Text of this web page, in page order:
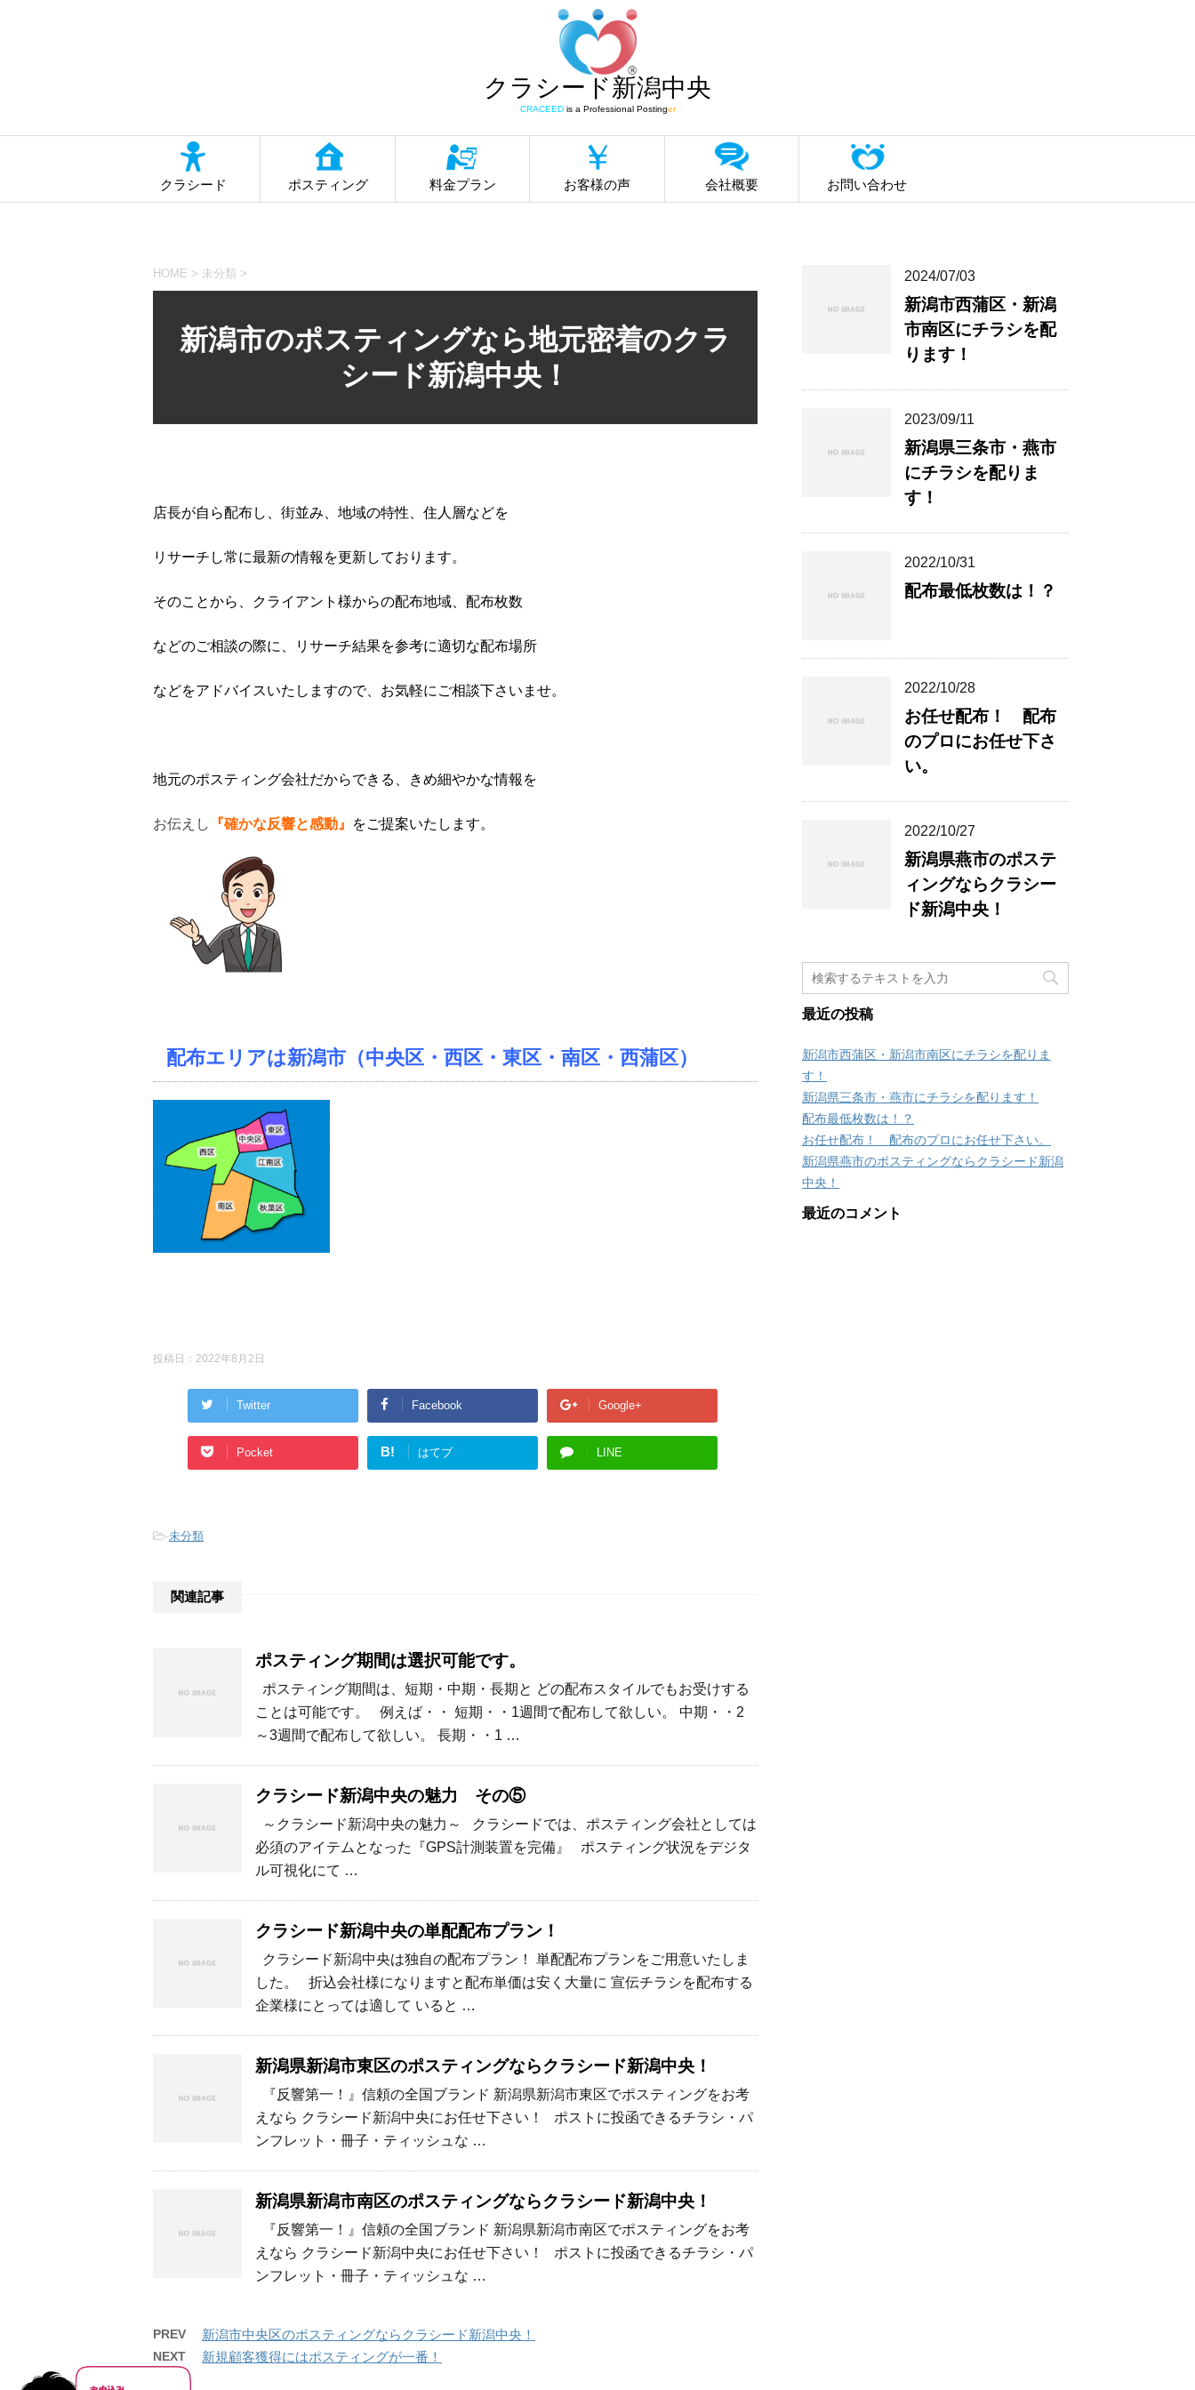
クラシード新潟中央
CRACEEDis a Professional Postinger
クラシード ポスティング 料金プラン お客様の声 会社概要 お問い合わせ
HOME > 未分類 >
新潟市のポスティングなら地元密着のクラ
シード新潟中央！
店長が自ら配布し、街並み、地域の特性、住人層などを
リサーチし常に最新の情報を更新しております。
そのことから、クライアント様からの配布地域、配布枚数
などのご相談の際に、リサーチ結果を参考に適切な配布場所
などをアドバイスいたしますので、お気軽にご相談下さいませ。
地元のポスティング会社だからできる、きめ細やかな情報を
お伝え し 『確かな反響と感動』 をご提案いたします。
配布エリアは新潟市（中央区・西区・東区・南区・西蒲区）
投稿日： 2022年8月2日
Twitter Facebook Google+
Pocket B! はてブ LINE
-未分類
関連記事
ポスティング期間は選択可能です。
ポスティング期間は、短期・中期・長期と どの配布スタイルでもお受けする
ことは可能です。 例えば・・ 短期・・1週間で配布して欲しい。 中期・・2
～3週間で配布して欲しい。 長期・・1 …
クラシード新潟中央の魅力 その⑤
～クラシード新潟中央の魅力～ クラシードでは、ポスティング会社としては
必須のアイテムとなった『GPS計測装置を完備』 ポスティング状況をデジタ
ル可視化にて …
クラシード新潟中央の単配配布プラン！
クラシード新潟中央は独自の配布プラン！ 単配配布プランをご用意いたしま
した。 折込会社様になりますと配布単価は安く大量に 宣伝チラシを配布する
企業様にとっては適して いると …
新潟県新潟市東区のポスティングならクラシード新潟中央！
『反響第一！』信頼の全国ブランド 新潟県新潟市東区でポスティングをお考
えなら クラシード新潟中央にお任せ下さい！ ポストに投函できるチラシ・パ
ンフレット・冊子・ティッシュな …
新潟県新潟市南区のポスティングならクラシード新潟中央！
『反響第一！』信頼の全国ブランド 新潟県新潟市南区でポスティングをお考
えなら クラシード新潟中央にお任せ下さい！ ポストに投函できるチラシ・パ
ンフレット・冊子・ティッシュな …
PREV 新潟市中央区のポスティングならクラシード新潟中央！
NEXT 新規顧客獲得にはポスティングが一番！
2024/07/03
新潟市西蒲区・新潟
市南区にチラシを配
ります！
2023/09/11
新潟県三条市・燕市
にチラシを配りま
す！
2022/10/31
配布最低枚数は！？
2022/10/28
お任せ配布！ 配布
のプロにお任せ下さ
い。
2022/10/27
新潟県燕市のポステ
ィングならクラシー
ド新潟中央！
最近の投稿
新潟市西蒲区・新潟市南区にチラシを配りま
す！
新潟県三条市・燕市にチラシを配ります！
配布最低枚数は！？
お任せ配布！ 配布のプロにお任せ下さい。
新潟県燕市のポスティングならクラシード新潟
中央！
最近のコメント